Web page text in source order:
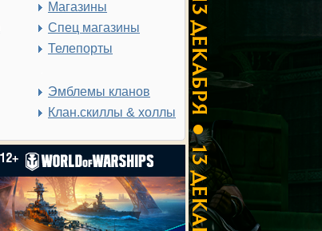
Магазины
Спец магазины
Телепорты
Эмблемы кланов
Клан.скиллы & холлы